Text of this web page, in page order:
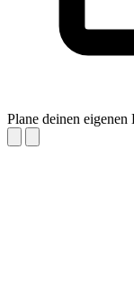
Plane deinen